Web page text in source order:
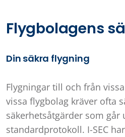
Flygbolagens
Din säkra flygning
Flygningar till och från
vissa flygbolag kräver ofta
säkerhetsåtgärder som går
standardprotokoll. I-SEC